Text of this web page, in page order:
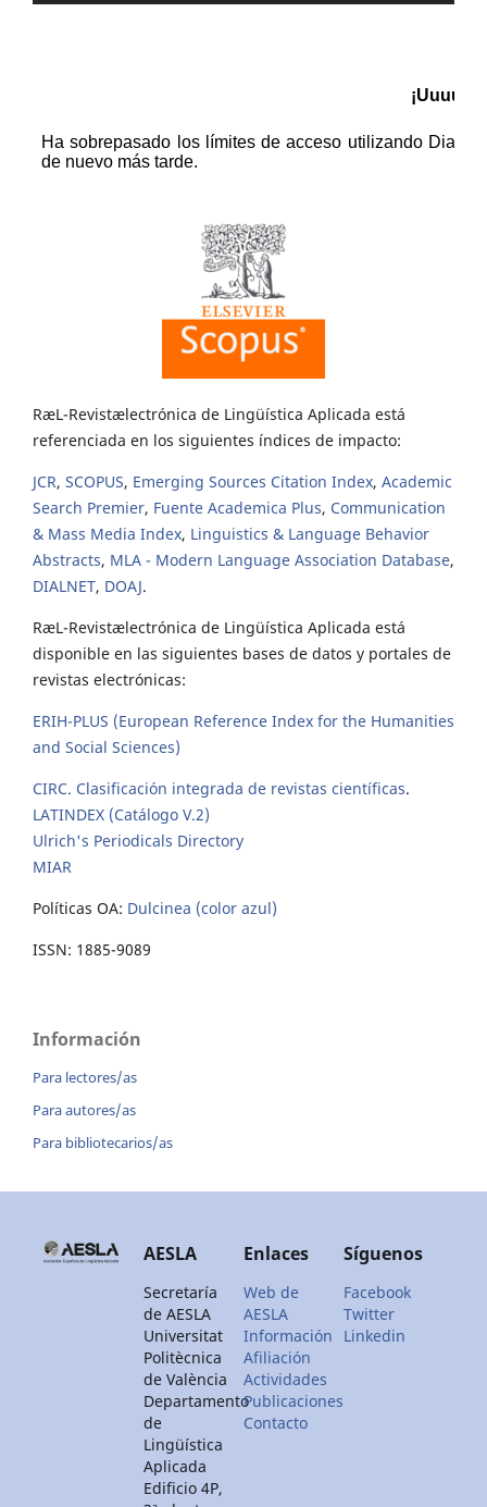
RæL-Revistælectrónica de Lingüística Aplicada está
referenciada en los siguientes índices de impacto:
JCR, SCOPUS, Emerging Sources Citation Index, Academic
Search Premier, Fuente Academica Plus, Communication
& Mass Media Index, Linguistics & Language Behavior
Abstracts, MLA - Modern Language Association Database,
DIALNET, DOAJ.
RæL-Revistælectrónica de Lingüística Aplicada está
disponible en las siguientes bases de datos y portales de
revistas electrónicas:
ERIH-PLUS (European Reference Index for the Humanities
and Social Sciences)
CIRC. Clasificación integrada de revistas científicas.
LATINDEX (Catálogo V.2)
Ulrich's Periodicals Directory
MIAR
Políticas OA: Dulcinea (color azul)
ISSN: 1885-9089
Información
Para lectores/as
Para autores/as
Para bibliotecarios/as
AESLA
Secretaría
de AESLA
Universitat
Politècnica
de València
Departamento
de
Lingüística
Aplicada
Edificio 4P,
Enlaces
Web de
AESLA
Información
Afiliación
Actividades
Publicaciones
Contacto
Síguenos
Facebook
Twitter
Linkedin